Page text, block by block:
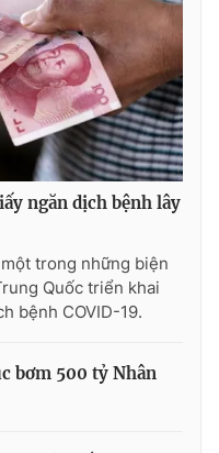
Việt Nam
ngăn dịch bệnh lây
trong những biện
Quốc triển khai
bệnh COVID-19.
bơm 500 tỷ Nhân